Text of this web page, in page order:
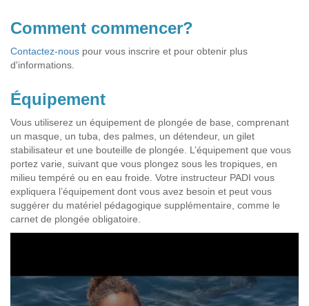
Comment commencer?
Contactez-nous pour vous inscrire et pour obtenir plus
d'informations.
Équipement
Vous utiliserez un équipement de plongée de base, comprenant
un masque, un tuba, des palmes, un détendeur, un gilet
stabilisateur et une bouteille de plongée. L’équipement que vous
portez varie, suivant que vous plongez sous les tropiques, en
milieu tempéré ou en eau froide. Votre instructeur PADI vous
expliquera l’équipement dont vous avez besoin et peut vous
suggérer du matériel pédagogique supplémentaire, comme le
carnet de plongée obligatoire.